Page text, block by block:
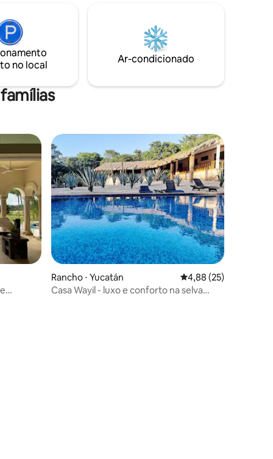
da
Não é
Sem Wi-Fi, sem sinal de celular forte:
uma experiência de desintoxicação
no local
Ar-condicionado
Rancho ⋅ Yucatán 4,88 de uma
4,88 (25)
Casa Wayil - luxo e conforto na selva